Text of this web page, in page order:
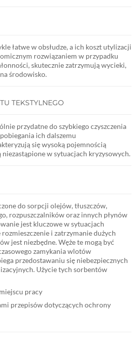
łatwe w obsłudze, a ich koszt utylizacji
rozwiązaniem w przypadku
skutecznie zatrzymują wycieki,
środowisko.
TEKSTYLNEGO
przydatne do szybkiego czyszczenia
ich dalszemu
się wysoką pojemnością
niezastąpione w sytuacjach kryzysowych.
do sorpcji olejów, tłuszczów,
rozpuszczalników oraz innych płynów
jest kluczowe w sytuacjach
i zatrzymanie dużych
jest niezbędne. Węże te mogą być
zamykania wlotów
przedostawaniu się niebezpiecznych
Użycie tych sorbentów
pracy
przepisów dotyczących ochrony